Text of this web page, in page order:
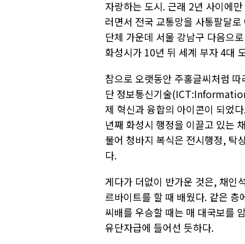
자랑하는 도시. 근래 2년 사이에
러면서 전국 교통망을 사통팔달
단체 가운데 서울 강남구 다음으
화성시가 10년 뒤 세계 부자 4대
참으로 오랫동안 주홍글씨처럼
단 정보통신기술
제 혁신과 융합의 아이콘이 되었
년째 화성시 행정을 이끌고 있는
불어 청바지 복식은 전시행정, 탁
다.
게다가 더없이 반가운 것은, 채인
르바이트를 할 때 배웠다. 같은
씨배를 우승할 때는 매 대국보를
유단자급에 들어선 듯하다.